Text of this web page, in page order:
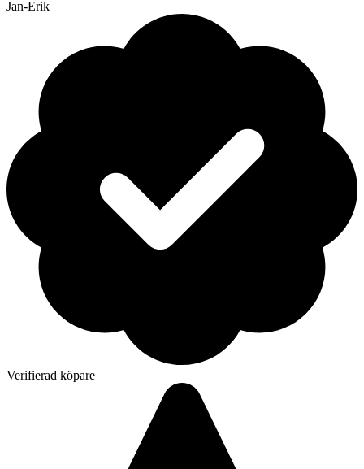
Jan-Erik
Verifierad köpare